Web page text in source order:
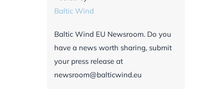
Baltic Wind
Baltic Wind EU Newsroom. Do you
have a news worth sharing, submit
your press release at
newsroom@balticwind.eu